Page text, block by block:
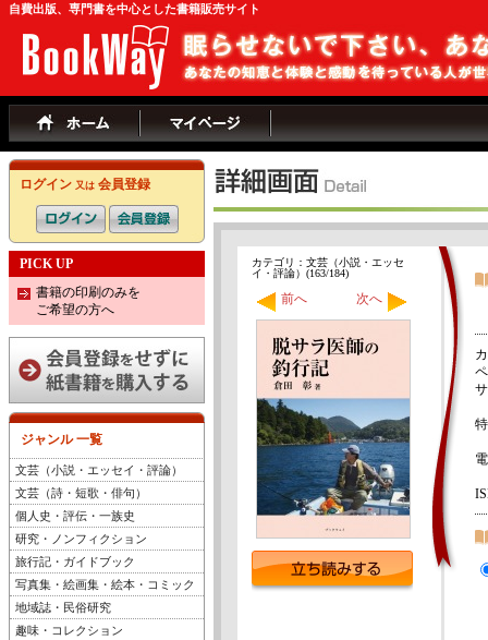
自費出版、専門書を中心とした書籍販売サイト
ログイン 又は 会員登録
PICK UP
書籍の印刷のみを
ご希望の方へ
ジャンル 一覧
文芸（小説・エッセイ・評論）
文芸（詩・短歌・俳句）
個人史・評伝・一族史
研究・ノンフィクション
旅行記・ガイドブック
写真集・絵画集・絵本・コミック
地域誌・民俗研究
趣味・コレクション
カテゴリ：文芸（小説・エッセ
イ・評論）(163/184)
前へ 次へ